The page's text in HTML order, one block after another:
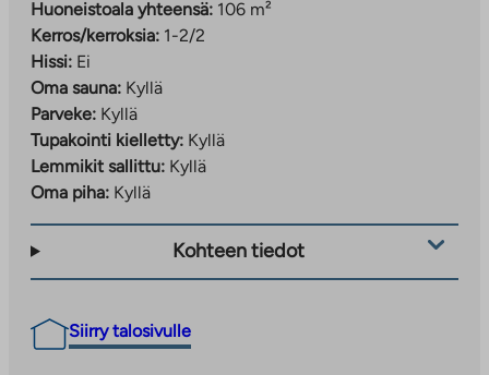
Huoneistoala yhteensä: 106 m²
Kerros/kerroksia: 1-2/2
Hissi: Ei
Oma sauna: Kyllä
Parveke: Kyllä
Tupakointi kielletty: Kyllä
Lemmikit sallittu: Kyllä
Oma piha: Kyllä
Kohteen tiedot
Siirry talosivulle